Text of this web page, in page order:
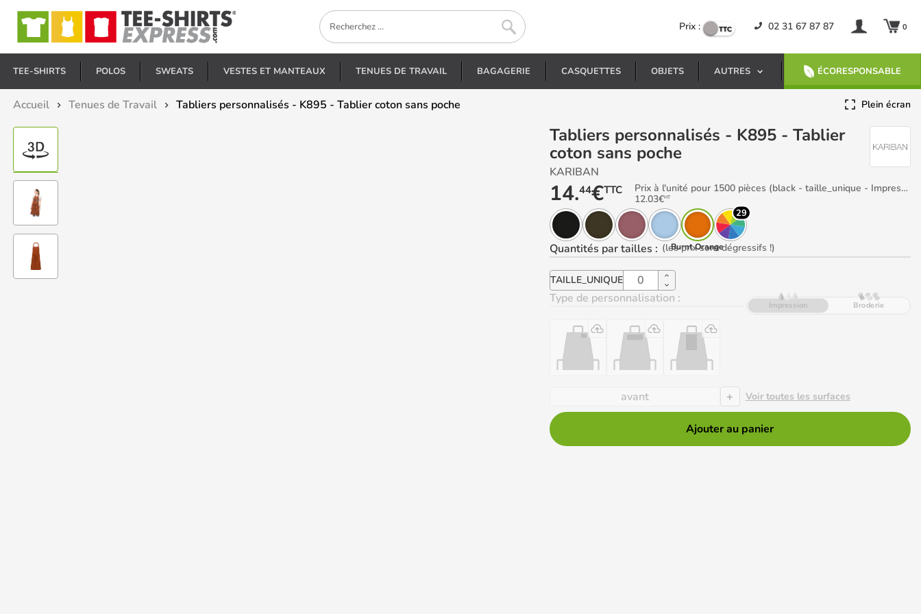
Prix : 02 31 67 87 87 0
TEE-SHIRTS POLOS SWEATS VESTES ET MANTEAUX TENUES DE TRAVAIL BAGAGERIE CASQUETTES OBJETS AUTRES ÉCORESPONSABLE
Accueil Tenues de Travail Tabliers personnalisés - K895 - Tablier coton sans poche Plein écran
Tabliers personnalisés - K895 - Tablier
coton sans poche
KARIBAN
14.44€TTC
Prix à l'unité pour 1500 pièces (black - taille_unique - Impression coeur)
12.03€HT
Burnt Orange
29
Quantités par tailles : (les prix sont dégressifs !)
TAILLE_UNIQUE
Type de personnalisation : Impression Broderie
avant + Voir toutes les surfaces
Ajouter au panier